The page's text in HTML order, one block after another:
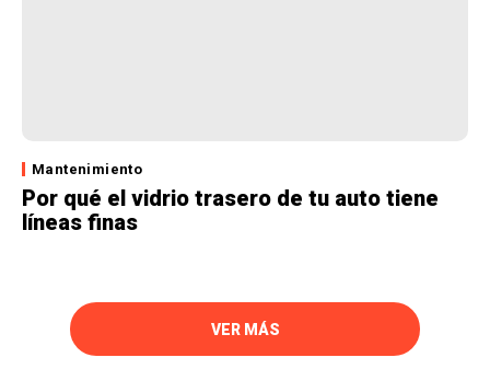
Mantenimiento
Por qué el vidrio trasero de tu auto tiene
líneas finas
VER MÁS